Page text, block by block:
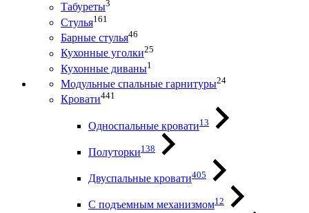
Табуреты3
Стулья161
Барные стулья46
Кухонные уголки25
Кухонные диваны1
Модульные спальные гарнитуры24
Кровати441
Односпальные кровати13
Полуторки138
Двуспальные кровати405
С подъемным механизмом12